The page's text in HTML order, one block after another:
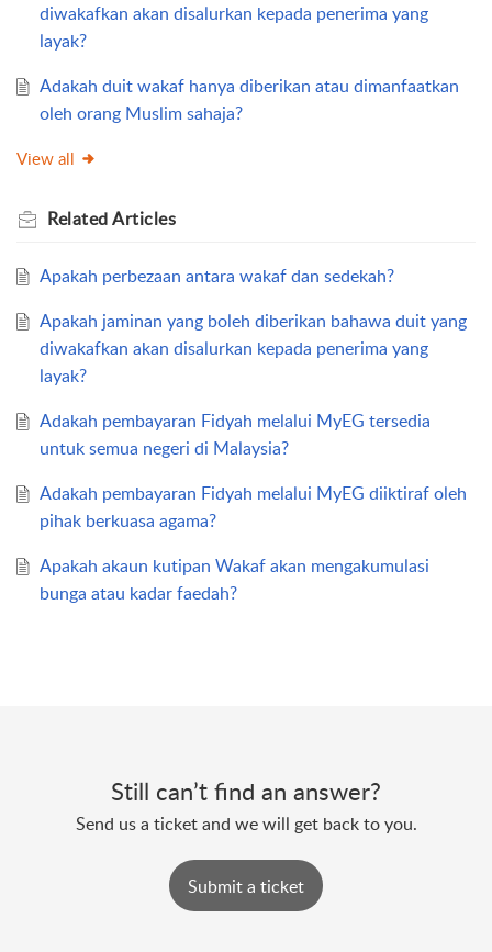
diwakafkan akan disalurkan kepada penerima yang
layak?
Adakah duit wakaf hanya diberikan atau dimanfaatkan
oleh orang Muslim sahaja?
View all
RelatedArticles
Apakah perbezaan antara wakaf dan sedekah?
Apakah jaminan yang boleh diberikan bahawa duit yang
diwakafkan akan disalurkan kepada penerima yang
layak?
Adakah pembayaran Fidyah melalui MyEG tersedia
untuk semua negeri di Malaysia?
Adakah pembayaran Fidyah melalui MyEG diiktiraf oleh
pihak berkuasa agama?
Apakah akaun kutipan Wakaf akan mengakumulasi
bunga atau kadar faedah?
Still can’t find an answer?
Send us a ticket and we will get back to you.
Submit a ticket